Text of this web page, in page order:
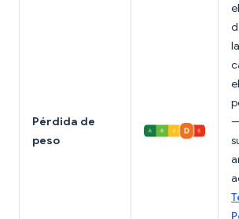
Pérdida de
peso